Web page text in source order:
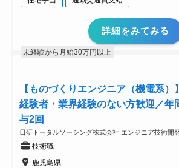
詳細をみてみる
未経験から月給30万円以上
【ものづくりエンジニア（機電系
経験者・業界経験のない方歓迎／年
与2回
日研トータルソーシング株式会社 エンジニア技術開
技術職
鹿児島県